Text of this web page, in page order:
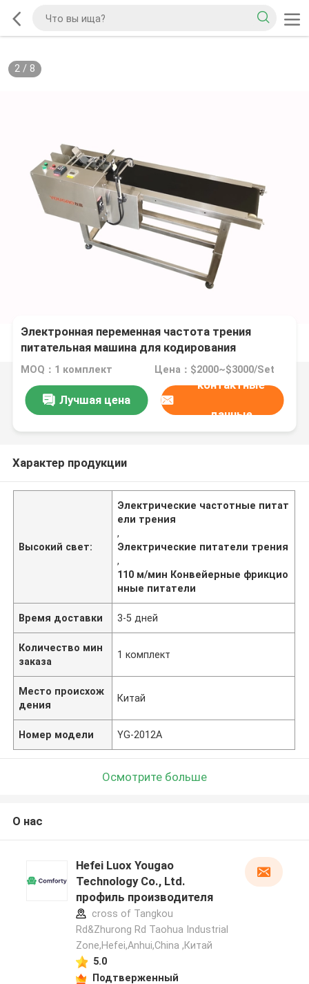
2/ 8
Электронная переменная частота трения
питательная машина для кодирования
струйный принтер
MOQ：1 комплект Цена：$2000~$3000/Set
Лучшая цена
контактные
данные
Характер продукции
Высокий свет:
Электрические частотные питат
ели трения
,
Электрические питатели трения
,
110 м/мин Конвейерные фрикцио
нные питатели
Время доставки 3-5 дней
Количество мин
заказа
1 комплект
Место происхож
дения
Китай
Номер модели YG-2012A
Осмотрите больше
О нас
Hefei Luox Yougao
Technology Co., Ltd.
профиль производителя
cross of Tangkou
Rd&Zhurong Rd Taohua Industrial
Zone,Hefei,Anhui,China ,Китай
5.0
Подтверженный